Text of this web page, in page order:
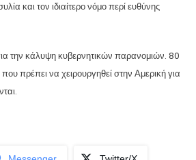
και τον ιδιαίτερο νόμο περί ευθύνης
την κάλυψη κυβερνητικών παρανομιών. 80
που πρέπει να χειρουργηθεί στην Αμερική για